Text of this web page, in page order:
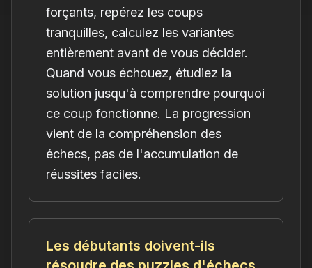
forçants, repérez les coups
tranquilles, calculez les variantes
entièrement avant de vous décider.
Quand vous échouez, étudiez la
solution jusqu'à comprendre pourquoi
ce coup fonctionne. La progression
vient de la compréhension des
échecs, pas de l'accumulation de
réussites faciles.
Les débutants doivent-ils